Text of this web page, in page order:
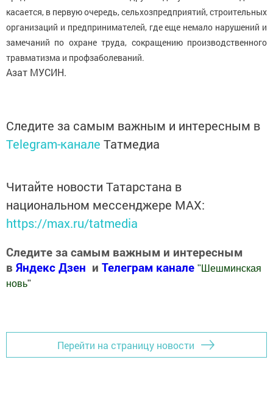
касается, в первую очередь, сельхозпредприятий, строительных
организаций и предпринимателей, где еще немало нарушений и
замечаний по охране труда, сокращению производственного
травматизма и профзаболеваний.
Азат МУСИН.
Следите за самым важным и интересным в
Telegram-канале Татмедиа
Читайте новости Татарстана в
национальном мессенджере MАХ:
https://max.ru/tatmedia
Следите за самым важным и интересным
в Яндекс Дзен и Телеграм канале " Шешминская
новь"
Перейти на страницу новости